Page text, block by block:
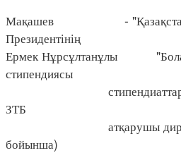
Мақашев - "Қазақстан
Президентінің
Ермек Нұрсұлтанұлы
стипендиясы
стипендиаттарының
ЗТБ
атқарушы
бойынша)